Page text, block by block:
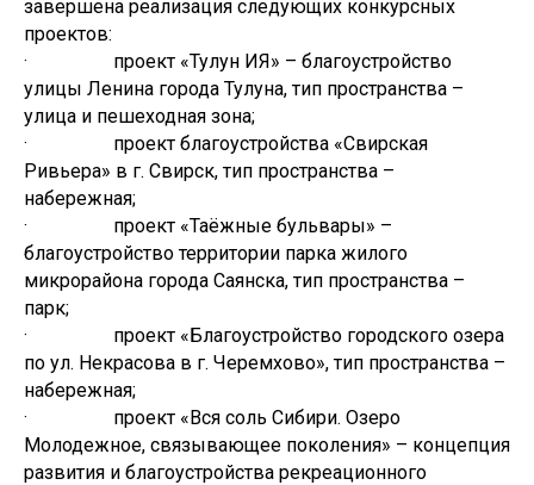
завершена реализация следующих конкурсных
проектов:
· проект «Тулун ИЯ» – благоустройство
улицы Ленина города Тулуна, тип пространства –
улица и пешеходная зона;
· проект благоустройства «Свирская
Ривьера» в г. Свирск, тип пространства –
набережная;
· проект «Таёжные бульвары» –
благоустройство территории парка жилого
микрорайона города Саянска, тип пространства –
парк;
· проект «Благоустройство городского озера
по ул. Некрасова в г. Черемхово», тип пространства –
набережная;
· проект «Вся соль Сибири. Озеро
Молодежное, связывающее поколения» – концепция
развития и благоустройства рекреационного